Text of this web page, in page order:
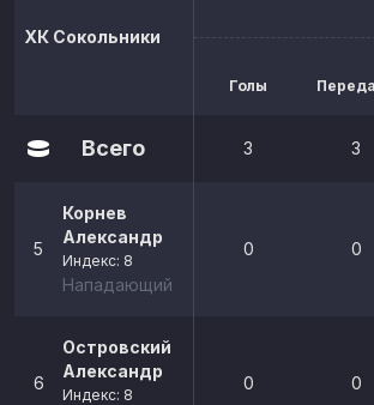
ХК Сокольники
Голы
Всего 3 3
5
Корнев
Александр
Индекс: 8
Нападающий
0 0
6
Островский
Александр
Индекс: 8
0 0